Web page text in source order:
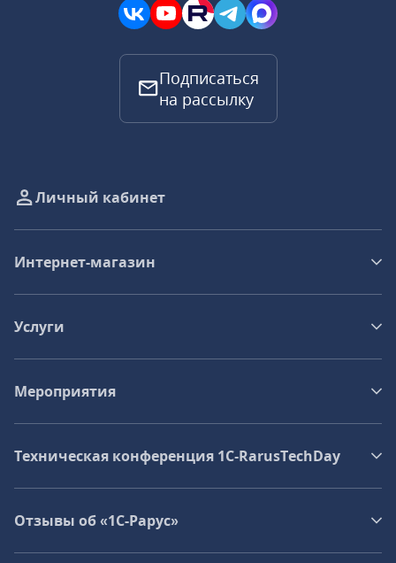
Подписаться
на рассылку
Личный кабинет
Интернет-магазин
Услуги
Мероприятия
Техническая конференция 1C‑RarusTechDay
Отзывы об «1С-Рарус»